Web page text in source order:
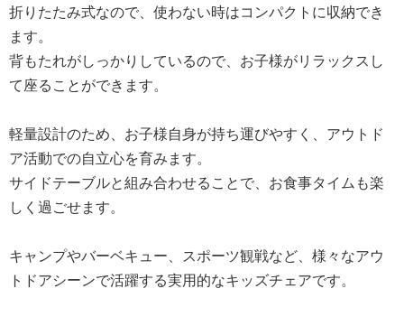
折りたたみ式なので、使わない時はコンパクトに収納でき
ます。
背もたれがしっかりしているので、お子様がリラックスし
て座ることができます。
軽量設計のため、お子様自身が持ち運びやすく、アウトド
ア活動での自立心を育みます。
サイドテーブルと組み合わせることで、お食事タイムも楽
しく過ごせます。
キャンプやバーベキュー、スポーツ観戦など、様々なアウ
トドアシーンで活躍する実用的なキッズチェアです。